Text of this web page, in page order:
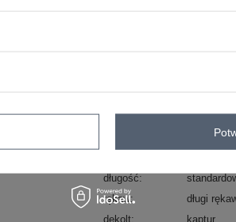
wzór
nadruk
długość
rękaw
długi
dekolt
kaptur